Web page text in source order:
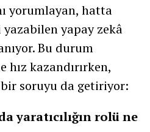
yorumlayan, hatta
yapay zekâ
Bu durum
kazandırırken,
soruyu da getiriyor:
yaratıcılığın rolü ne